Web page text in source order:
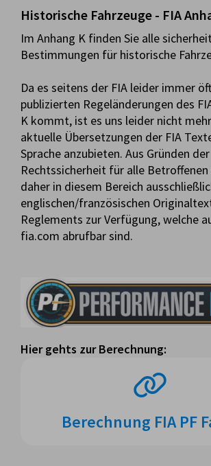
Historische Fahrzeuge - FIA
Im Anhang K finden Sie alle
Bestimmungen für historische
Da es seitens der FIA leider immer
publizierten Regeländerungen des
K kommt, ist es uns leider nicht
aktuelle Übersetzungen der FIA
Sprache anzubieten. Aus Gründen der
Rechtssicherheit für alle
daher in diesem Bereich
englischen/französischen
Reglements zur Verfügung, welche
fia.com abrufbar sind.
Hier gehts zur Berechnung:
Berechnung FIA PF